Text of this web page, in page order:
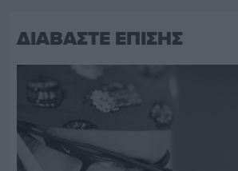
ΔΙΑΒΑΣΤΕ ΕΠΙΣΗΣ